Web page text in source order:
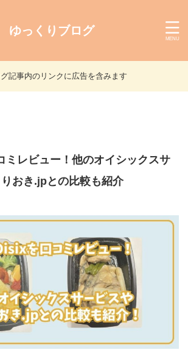
ゆっくりブログ
記事内のリンクに広告を含みます
ミレビュー！他のオイシックスサ
おき.jpとの比較も紹介